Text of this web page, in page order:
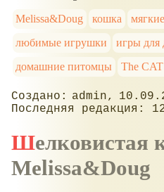
Melissa&Doug
кошка
любимые игрушки
игры для
домашние питомцы
The
admin
Шелковистая кошка от
Melissa&Doug